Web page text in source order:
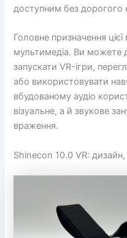
доступним без дорогого
Головне призначення
мультимедіа. Ви можете
запускати VR-ігри,
або використовувати
вбудованому аудіо
візуальне, а й звукове
враження.
Shinecon 10.0 VR: